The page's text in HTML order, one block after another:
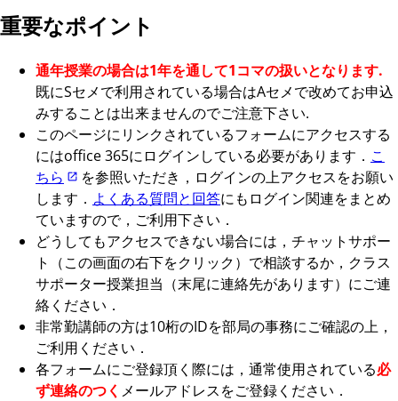
重要なポイント
通年授業の場合は1年を通して1コマの扱いとなります.
既にSセメで利用されている場合はAセメで改めてお申込
みすることは出来ませんのでご注意下さい.
このページにリンクされているフォームにアクセスする
にはoffice 365にログインしている必要があります． こ
ちら
を参照いただき，ログインの上アクセスをお願い
します． よくある質問と回答にもログイン関連をまとめ
ていますので，ご利用下さい．
どうしてもアクセスできない場合には，チャットサポー
ト（この画面の右下をクリック）で相談するか，クラス
サポーター授業担当（末尾に連絡先があります）にご連
絡ください．
非常勤講師の方は10桁のIDを部局の事務にご確認の上，
ご利用ください．
各フォームにご登録頂く際には，通常使用されている必
ず連絡のつく メールアドレスをご登録ください．